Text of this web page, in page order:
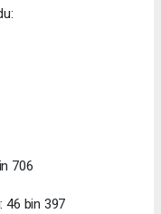
706
46 bin 397